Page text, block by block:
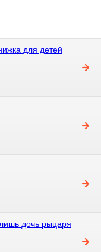
для детей
дочь рыцаря